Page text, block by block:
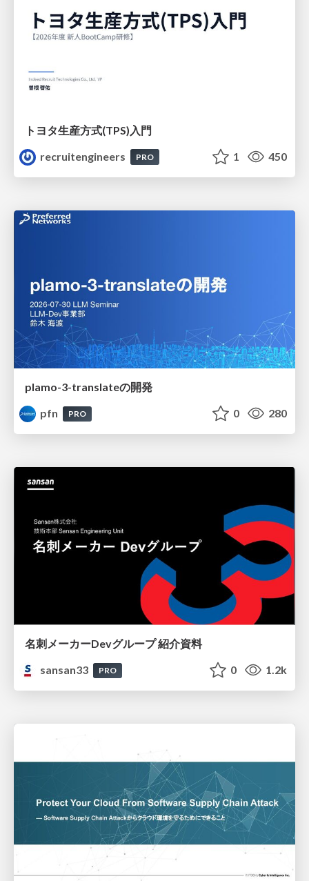
トヨタ⽣産⽅式(TPS)⼊⾨
recruitengineers
PRO 1 450
plamo-3-translateの開発
pfn
PRO 0 280
名刺メーカーDevグループ 紹介資料
sansan33
PRO 0 1.2k